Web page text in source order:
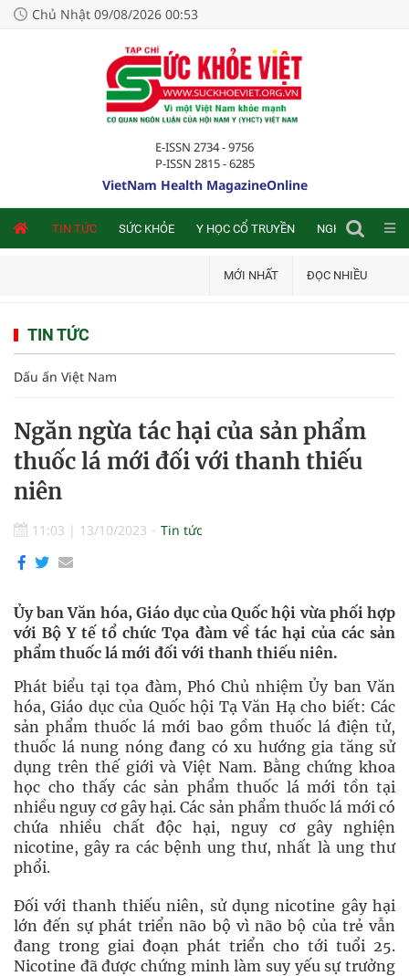
Chủ Nhật 09/08/2026 00:53
E-ISSN 2734 - 9756
P-ISSN 2815 - 6285
VietNam Health MagazineOnline
TIN TỨC SỨC KHỎE Y HỌC CỔ TRUYỀN NGHIÊN CỨU
MỚI NHẤT ĐỌC NHIỀU
TIN TỨC
Dấu ấn Việt Nam
Ngăn ngừa tác hại của sản phẩm
thuốc lá mới đối với thanh thiếu
niên
11:03 | 13/10/2023 Tin tức
Ủy ban Văn hóa, Giáo dục của Quốc hội vừa phối hợp
với Bộ Y tế tổ chức Tọa đàm về tác hại của các sản
phẩm thuốc lá mới đối với thanh thiếu niên.
Phát biểu tại tọa đàm, Phó Chủ nhiệm Ủy ban Văn
hóa, Giáo dục của Quốc hội Tạ Văn Hạ cho biết: Các
sản phẩm thuốc lá mới bao gồm thuốc lá điện tử,
thuốc lá nung nóng đang có xu hướng gia tăng sử
dụng trên thế giới và Việt Nam. Bằng chứng khoa
học cho thấy các sản phẩm thuốc lá mới tồn tại
nhiều nguy cơ gây hại. Các sản phẩm thuốc lá mới có
chứa nhiều chất độc hại, nguy cơ gây nghiện
nicotine, gây ra các bệnh ung thư, nhất là ung thư
phổi.
Đối với thanh thiếu niên, sử dụng nicotine gây hại
lớn đến sự phát triển não bộ vì não bộ của trẻ vẫn
đang trong giai đoạn phát triển cho tới tuổi 25.
Nicotine đã được chứng minh làm suy yếu sự trưởng